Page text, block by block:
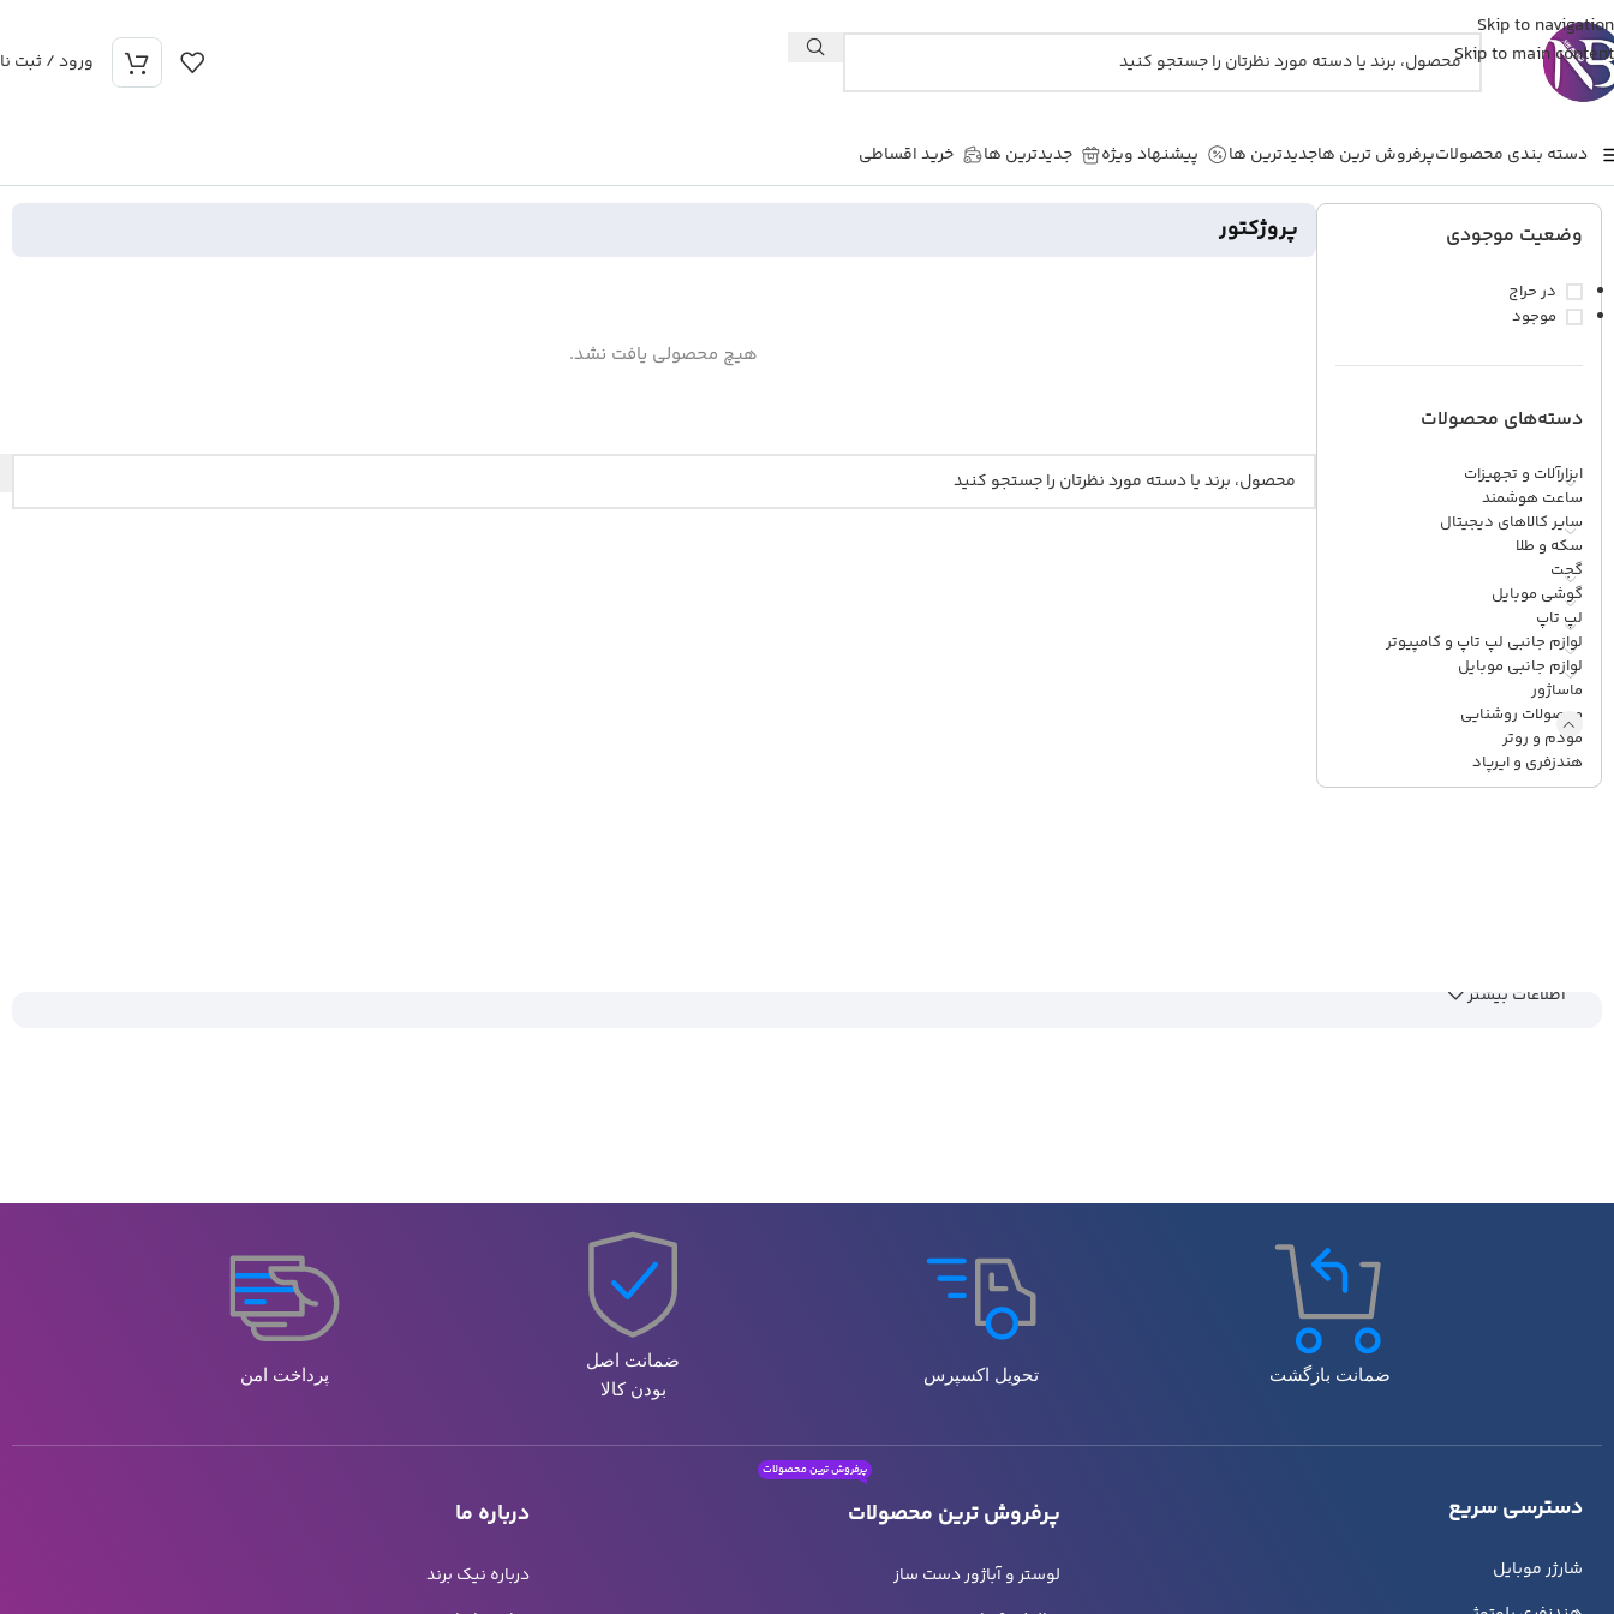
Skip to navigation
Skip to main content
ورود / ثبت
دسته بندی محصولاتپرفروش ترین هاجدیدترین ها پیشنهاد ویژه جدیدترین ها خرید اقساطی خانه/محصولات روشنایی/پروژکتور
وضعیت موجودی
در حراج
موجود
دسته‌های محصولات
ابزارآلات و تجهیزات
ساعت هوشمند
سایر کالاهای دیجیتال
سکه و طلا
گجت
گوشی موبایل
لپ تاپ
لوازم جانبی لپ تاپ و کامپیوتر
لوازم جانبی موبایل
ماساژور
محصولات روشنایی
مودم و روتر
هندزفری و ایرپاد
پروژکتور
هیچ محصولی یافت نشد.
اطلاعات بیشتر
ضمانت بازگشت تحویل اکسپرس
ضمانت اصل
بودن کالا
پرداخت امن
دسترسی سریع
شارژر موبایل
پرفروش ترین محصولات
پرفروش ترین محصولات
لوستر و آباژور دست ساز
درباره ما
درباره نیک برند